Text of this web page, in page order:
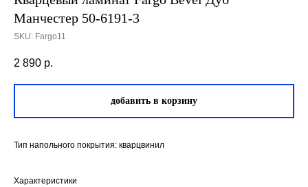
Манчестер 50-6191-3
SKU: Fargo11
2 890 р.
добавить в корзину
Тип напольного покрытия: кварцвинил
Характеристики